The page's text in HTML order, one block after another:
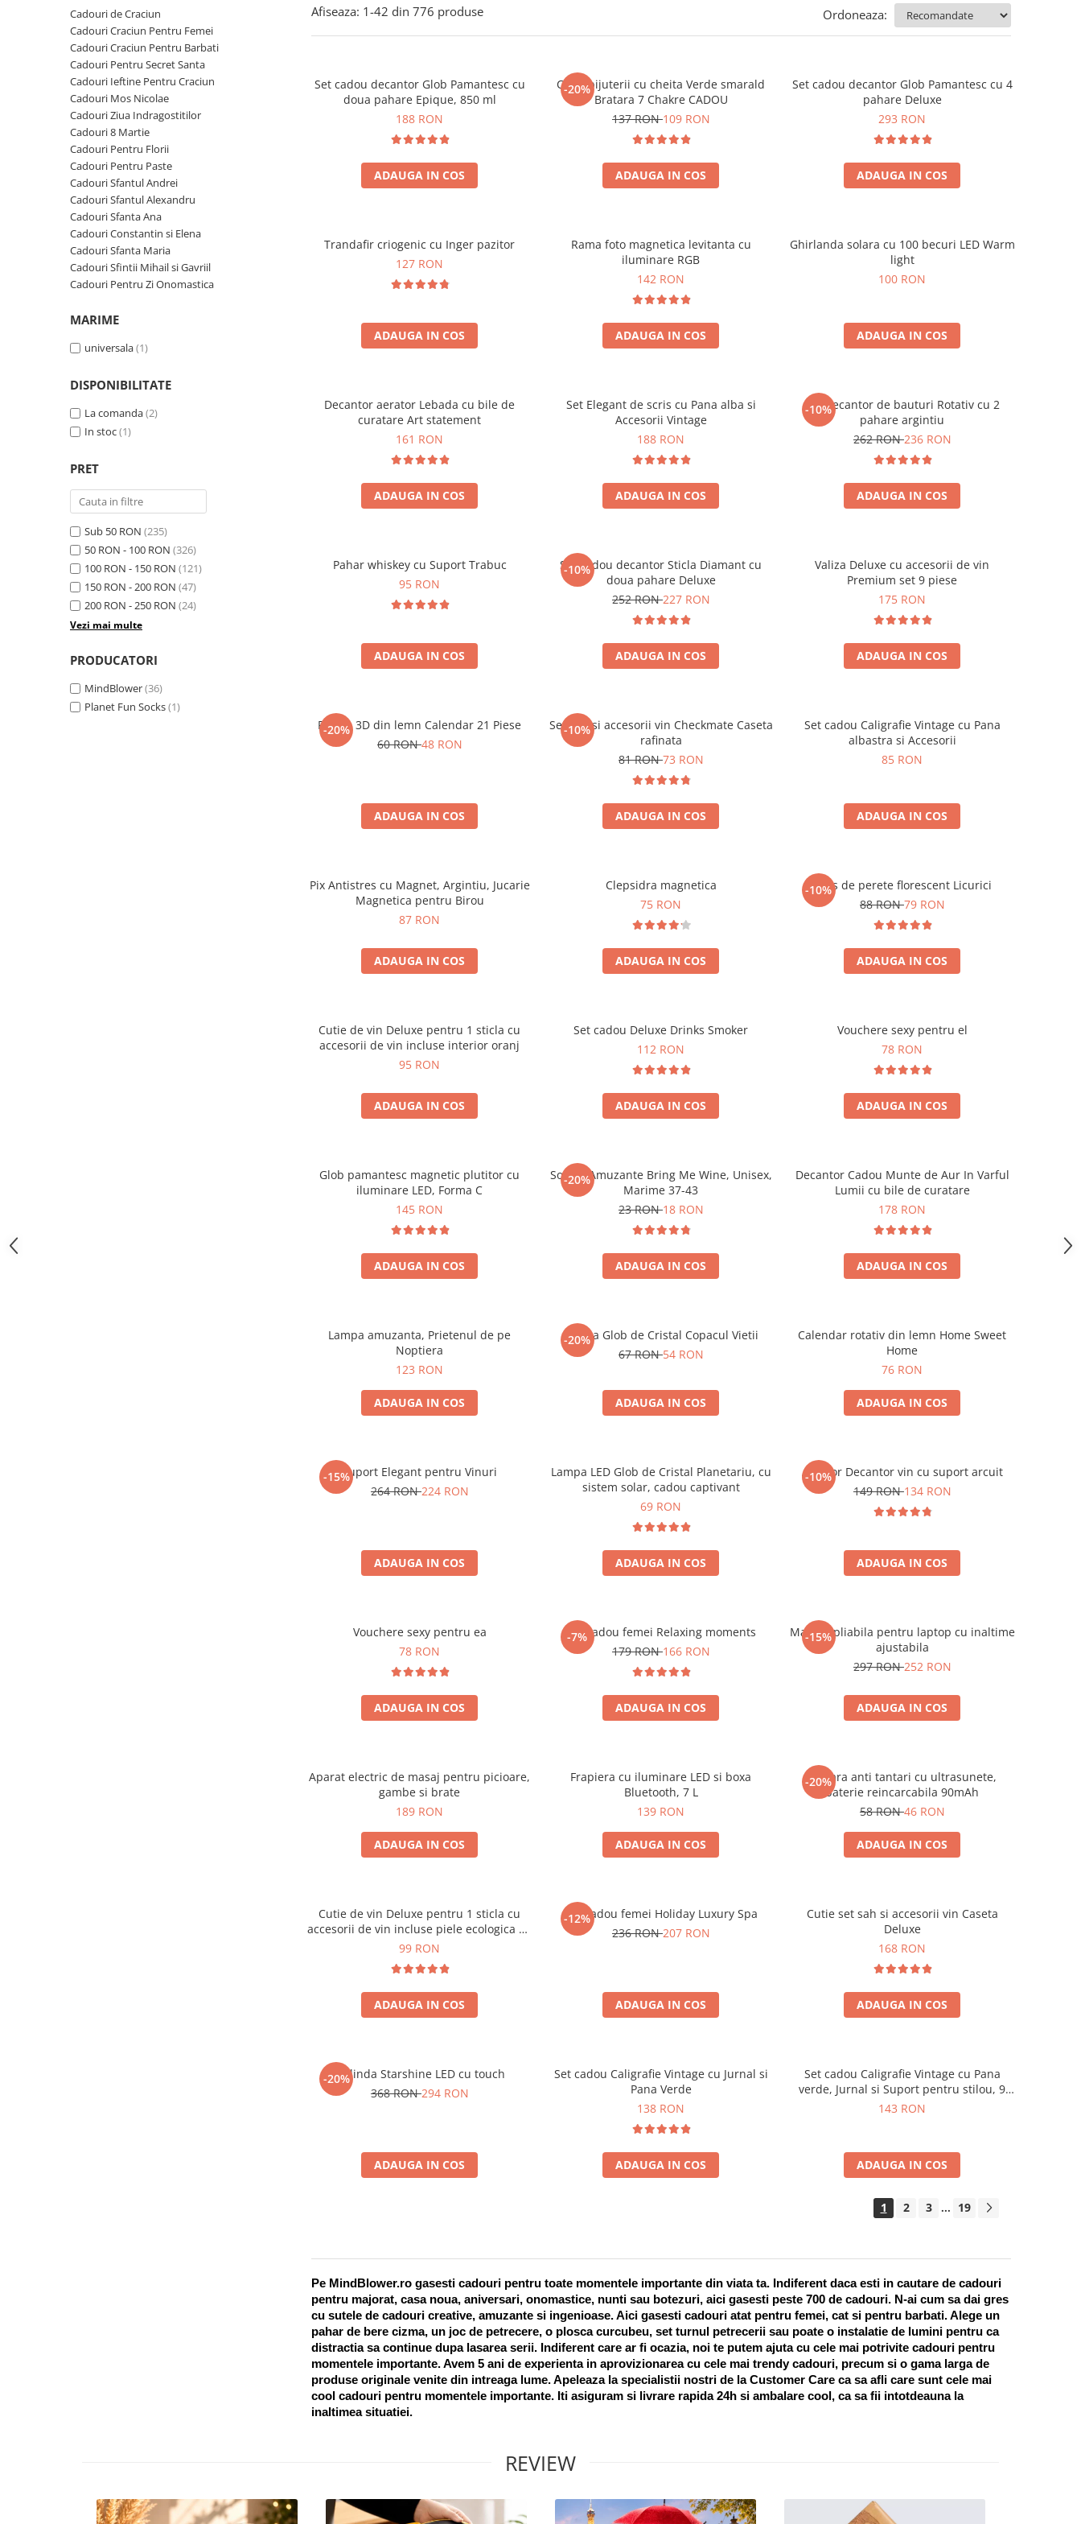
Cadouri Fete
Pentru Copilul din tine
Cadouri Haioase
Cadouri de Casa Noua
Cadouri Majorat
Cadouri pentru Nasi
Cadouri pentru Bunici
Cadouri pentru Prieteni
Cadouri pentru Sefi
Cel ce are tot
Cadouri Nunta si Cununie civila
Cani si Termosuri
Jocuri si Puzzle
Produse pentru Calatorie
Seturi de caligrafie
Cadouri Sfantul Alexandru
Cadouri Sfanta Ana
Cadouri Constantin si Elena
Cadouri Sfanta Maria
Cadouri Sfintii Mihail si Gavriil
Cadouri de Craciun
Cadouri Craciun Pentru Femei
Cadouri Craciun Pentru Barbati
Cadouri Pentru Secret Santa
Cadouri Ieftine Pentru Craciun
Cadouri Mos Nicolae
Cadouri Ziua Indragostitilor
Cadouri 8 Martie
Cadouri Pentru Florii
Cadouri Pentru Paste
Cadouri Sfantul Andrei
Cadouri Sfantul Alexandru
Cadouri Sfanta Ana
Cadouri Constantin si Elena
Cadouri Sfanta Maria
Cadouri Sfintii Mihail si Gavriil
Cadouri Pentru Zi Onomastica
MARIME
universala(1)
DISPONIBILITATE
La comanda(2)
In stoc(1)
PRET
Sub 50 RON (235)
50 RON - 100 RON (326)
100 RON - 150 RON (121)
150 RON - 200 RON (47)
200 RON - 250 RON (24)
Vezi mai multe
PRODUCATORI
MindBlower(36)
Planet Fun Socks(1)
Afiseaza: 1-42 din 776 produse Ordoneaza:
Set cadou decantor Glob Pamantesc cu
doua pahare Epique, 850 ml
188 RON
ADAUGA IN COS
-20%
Cutie bijuterii cu cheita Verde smarald
Bratara 7 Chakre CADOU
137 RON109 RON
ADAUGA IN COS
Set cadou decantor Glob Pamantesc cu 4
pahare Deluxe
293 RON
ADAUGA IN COS
Trandafir criogenic cu Inger pazitor
127 RON
ADAUGA IN COS
Rama foto magnetica levitanta cu
iluminare RGB
142 RON
ADAUGA IN COS
Ghirlanda solara cu 100 becuri LED Warm
light
100 RON
ADAUGA IN COS
Decantor aerator Lebada cu bile de
curatare Art statement
161 RON
ADAUGA IN COS
Set Elegant de scris cu Pana alba si
Accesorii Vintage
188 RON
ADAUGA IN COS
-10%
Set Decantor de bauturi Rotativ cu 2
pahare argintiu
262 RON236 RON
ADAUGA IN COS
Pahar whiskey cu Suport Trabuc
95 RON
ADAUGA IN COS
-10%
Set cadou decantor Sticla Diamant cu
doua pahare Deluxe
252 RON227 RON
ADAUGA IN COS
Valiza Deluxe cu accesorii de vin
Premium set 9 piese
175 RON
ADAUGA IN COS
-20%
Puzzle 3D din lemn Calendar 21 Piese
60 RON48 RON
ADAUGA IN COS
-10%
Set sah si accesorii vin Checkmate Caseta
rafinata
81 RON73 RON
ADAUGA IN COS
Set cadou Caligrafie Vintage cu Pana
albastra si Accesorii
85 RON
ADAUGA IN COS
Pix Antistres cu Magnet, Argintiu, Jucarie
Magnetica pentru Birou
87 RON
ADAUGA IN COS
Clepsidra magnetica
75 RON
ADAUGA IN COS
-10%
Ceas de perete florescent Licurici
88 RON79 RON
ADAUGA IN COS
Cutie de vin Deluxe pentru 1 sticla cu
accesorii de vin incluse interior oranj
95 RON
ADAUGA IN COS
Set cadou Deluxe Drinks Smoker
112 RON
ADAUGA IN COS
Vouchere sexy pentru el
78 RON
ADAUGA IN COS
Glob pamantesc magnetic plutitor cu
iluminare LED, Forma C
145 RON
ADAUGA IN COS
-20%
Sosete Amuzante Bring Me Wine, Unisex,
Marime 37-43
23 RON18 RON
ADAUGA IN COS
Decantor Cadou Munte de Aur In Varful
Lumii cu bile de curatare
178 RON
ADAUGA IN COS
Lampa amuzanta, Prietenul de pe
Noptiera
123 RON
ADAUGA IN COS
-20%
Lampa Glob de Cristal Copacul Vietii
67 RON54 RON
ADAUGA IN COS
Calendar rotativ din lemn Home Sweet
Home
76 RON
ADAUGA IN COS
-15%Suport Elegant pentru Vinuri
264 RON224 RON
ADAUGA IN COS
Lampa LED Glob de Cristal Planetariu, cu
sistem solar, cadou captivant
69 RON
ADAUGA IN COS
-10%
Aerator Decantor vin cu suport arcuit
149 RON134 RON
ADAUGA IN COS
Vouchere sexy pentru ea
78 RON
ADAUGA IN COS
-7%
Set cadou femei Relaxing moments
179 RON166 RON
ADAUGA IN COS
-15%
Masuta pliabila pentru laptop cu inaltime
ajustabila
297 RON252 RON
ADAUGA IN COS
Aparat electric de masaj pentru picioare,
gambe si brate
189 RON
ADAUGA IN COS
Frapiera cu iluminare LED si boxa
Bluetooth, 7 L
139 RON
ADAUGA IN COS
-20%
Bratara anti tantari cu ultrasunete,
baterie reincarcabila 90mAh
58 RON46 RON
ADAUGA IN COS
Cutie de vin Deluxe pentru 1 sticla cu
accesorii de vin incluse piele ecologica de
crocodil
99 RON
ADAUGA IN COS
-12%
Set cadou femei Holiday Luxury Spa
236 RON207 RON
ADAUGA IN COS
Cutie set sah si accesorii vin Caseta
Deluxe
168 RON
ADAUGA IN COS
-20%
Oglinda Starshine LED cu touch
368 RON294 RON
ADAUGA IN COS
Set cadou Caligrafie Vintage cu Jurnal si
Pana Verde
138 RON
ADAUGA IN COS
Set cadou Caligrafie Vintage cu Pana
verde, Jurnal si Suport pentru stilou, 9
piese
143 RON
ADAUGA IN COS
1 2 3 ... 19
Pe MindBlower.ro gasesti cadouri pentru toate momentele importante din viata ta. Indiferent daca esti in cautare de cadouri
pentru majorat, casa noua, aniversari, onomastice, nunti sau botezuri, aici gasesti peste 700 de cadouri. N-ai cum sa dai gres
cu sutele de cadouri creative, amuzante si ingenioase. Aici gasesti cadouri atat pentru femei, cat si pentru barbati. Alege un
pahar de bere cizma, un joc de petrecere, o plosca curcubeu, set turnul petrecerii sau poate o instalatie de lumini pentru ca
distractia sa continue dupa lasarea serii. Indiferent care ar fi ocazia, noi te putem ajuta cu cele mai potrivite cadouri pentru
momentele importante. Avem 5 ani de experienta in aprovizionarea cu cele mai trendy cadouri, precum si o gama larga de
produse originale venite din intreaga lume. Apeleaza la specialistii nostri de la Customer Care ca sa afli care sunt cele mai
cool cadouri pentru momentele importante. Iti asiguram si livrare rapida 24h si ambalare cool, ca sa fii intotdeauna la
inaltimea situatiei.
REVIEW